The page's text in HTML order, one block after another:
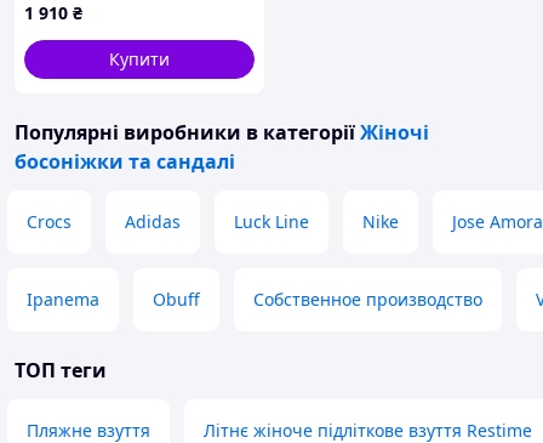
чорній підошві
1 910 ₴
Купити
Популярні виробники в категоріїЖіночі
босоніжки та сандалі
Crocs Adidas Luck Line Nike Jose
Ipanema Obuff Собственное производство
ТОП теги
Пляжне взуття Літнє жіноче підліткове взуття Restime